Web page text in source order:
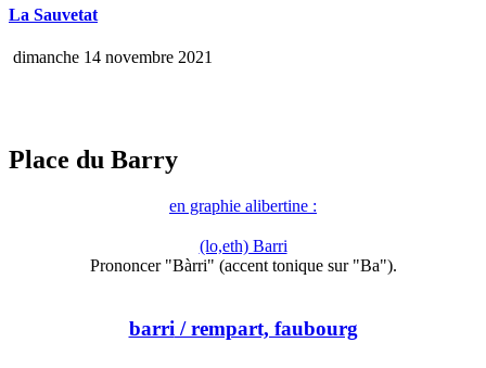
La Sauvetat
dimanche 14 novembre 2021
Place du Barry
en graphie alibertine :
(lo,eth) Barri
Prononcer "Bàrri" (accent tonique sur "Ba").
barri / rempart, faubourg